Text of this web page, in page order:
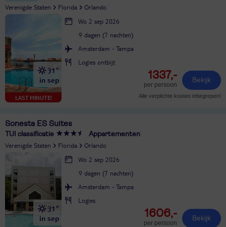
Verenigde Staten Florida Orlando
LAST MINUTE!
31°
in sep
Wo 2 sep 2026
9 dagen (7 nachten)
Amsterdam - Tampa
Logies ontbijt
1337,-
per persoon
Bekijk
Alle verplichte kosten inbegrepen!
Sonesta ES Suites
TUI classificatie Appartementen
Verenigde Staten Florida Orlando
31°
in sep
Wo 2 sep 2026
9 dagen (7 nachten)
Amsterdam - Tampa
Logies
1606,-
per persoon
Bekijk